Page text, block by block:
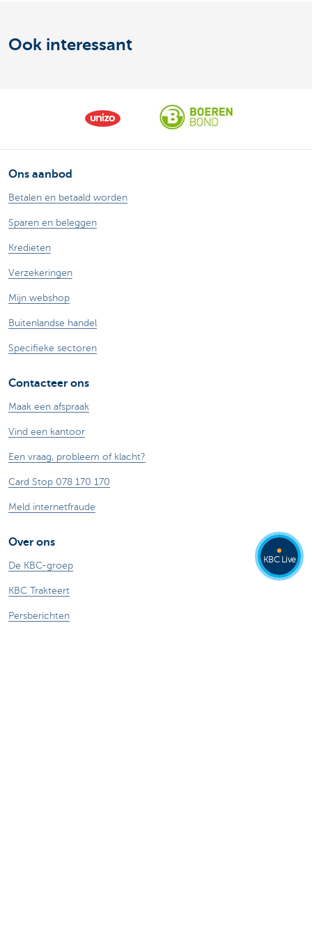
Ook interessant
Ons aanbod
Betalen en betaald worden
Sparen en beleggen
Kredieten
Verzekeringen
Mijn webshop
Buitenlandse handel
Specifieke sectoren
Contacteer ons
Maak een afspraak
Vind een kantoor
Een vraag, probleem of klacht?
Card Stop 078 170 170
Meld internetfraude
Over ons
De KBC-groep
KBC Trakteert
Persberichten
KBC Live